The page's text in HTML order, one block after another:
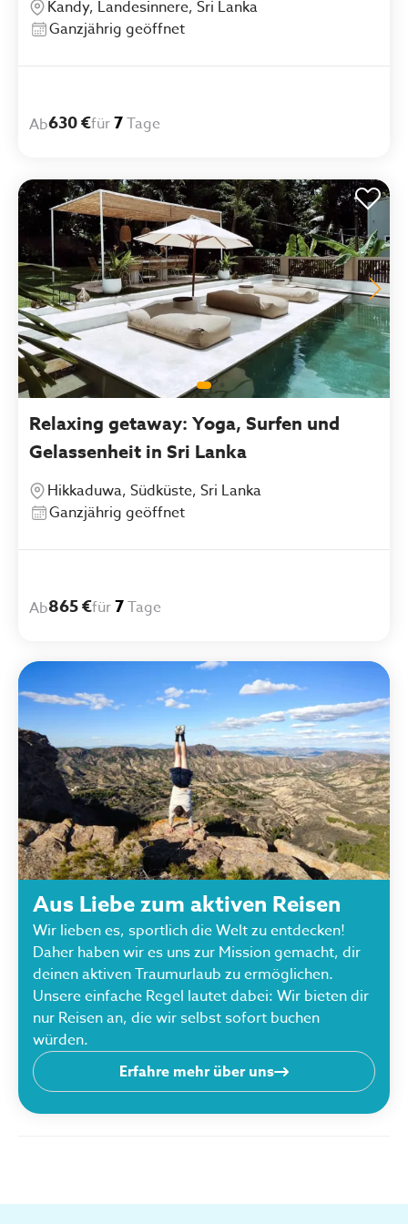
schmecken köstlich. Ich würde jedes Mal wieder
dasselbe Retreat wählen."
Kandy, Landesinnere, Sri Lanka
Ganzjährig geöffnet
Ab630 €für7Tage
Relaxing getaway: Yoga, Surfen und
Gelassenheit in Sri Lanka
Hikkaduwa, Südküste, Sri Lanka
Ganzjährig geöffnet
Ab865 €für7Tage
Aus Liebe zum aktiven Reisen
Wir lieben es, sportlich die Welt zu entdecken!
Daher haben wir es uns zur Mission gemacht, dir
deinen aktiven Traumurlaub zu ermöglichen.
Unsere einfache Regel lautet dabei: Wir bieten dir
nur Reisen an, die wir selbst sofort buchen
würden.
Erfahre mehr über uns